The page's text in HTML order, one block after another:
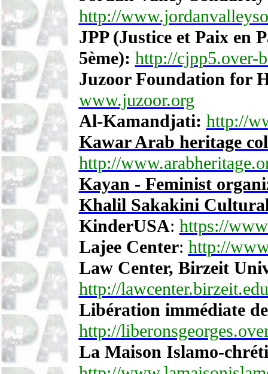
http://
JPP (Justice et Paix en
5ème): http://cjpp5.over-
Juzoor Foundation for
www.juzoor.org
Al-Kamandjati: http://
Kawar Arab heritage
http://
Kayan - Feminist
Khalil Sakakini
KinderUSA: https://
Lajee Center: http://
Law Center, Birzeit
http://
Libération immédiate
http://
La Maison Islamo-